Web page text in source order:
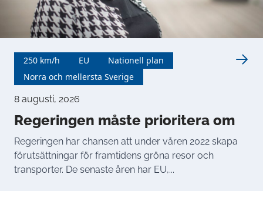
250 km/h EU
Nationell plan
Norra och mellersta Sverige
8 augusti, 2026
Regeringen måste prioritera om
Regeringen har chansen att under våren 2022 skapa
förutsättningar för framtidens gröna resor och
transporter. De senaste åren har EU,...